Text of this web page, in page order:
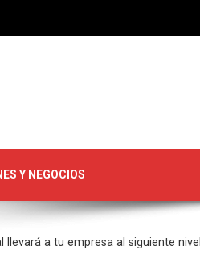
Y NEGOCIOS
a tu empresa al siguiente nivel